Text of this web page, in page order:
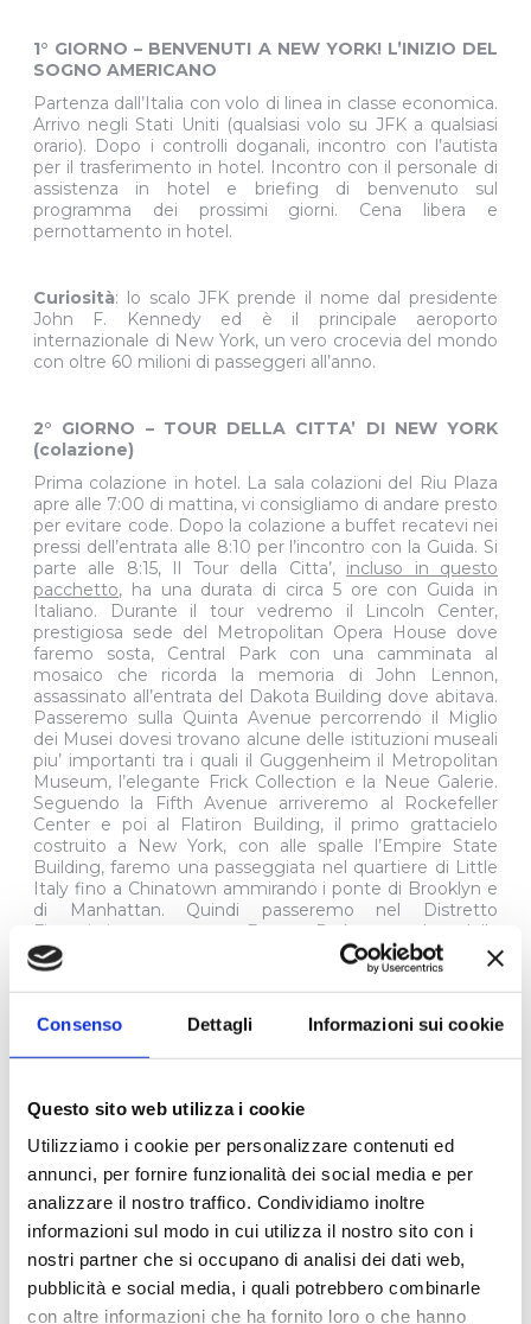
Consenso Dettagli Informazioni sui cookie
Questo sito web utilizza i cookie
Utilizziamo i cookie per personalizzare contenuti ed
annunci, per fornire funzionalità dei social media e per
analizzare il nostro traffico. Condividiamo inoltre
informazioni sul modo in cui utilizza il nostro sito con i
nostri partner che si occupano di analisi dei dati web,
pubblicità e social media, i quali potrebbero combinarle
con altre informazioni che ha fornito loro o che hanno
1° GIORNO – BENVENUTI A NEW YORK! L’INIZIO DEL
SOGNO AMERICANO
Partenza dall’Italia con volo di linea in classe economica.
Arrivo negli Stati Uniti (qualsiasi volo su JFK a qualsiasi
orario). Dopo i controlli doganali, incontro con l’autista
per il trasferimento in hotel. Incontro con il personale di
assistenza in hotel e briefing di benvenuto sul
programma dei prossimi giorni. Cena libera e
pernottamento in hotel.
Curiosità: lo scalo JFK prende il nome dal presidente
John F. Kennedy ed è il principale aeroporto
internazionale di New York, un vero crocevia del mondo
con oltre 60 milioni di passeggeri all’anno.
2° GIORNO – TOUR DELLA CITTA’ DI NEW YORK
(colazione)
Prima colazione in hotel. La sala colazioni del Riu Plaza
apre alle 7:00 di mattina, vi consigliamo di andare presto
per evitare code. Dopo la colazione a buffet recatevi nei
pressi dell’entrata alle 8:10 per l’incontro con la Guida. Si
parte alle 8:15, Il Tour della Citta’, incluso in questo
pacchetto, ha una durata di circa 5 ore con Guida in
Italiano. Durante il tour vedremo il Lincoln Center,
prestigiosa sede del Metropolitan Opera House dove
faremo sosta, Central Park con una camminata al
mosaico che ricorda la memoria di John Lennon,
assassinato all’entrata del Dakota Building dove abitava.
Passeremo sulla Quinta Avenue percorrendo il Miglio
dei Musei dovesi trovano alcune delle istituzioni museali
piu’ importanti tra i quali il Guggenheim il Metropolitan
Museum, l’elegante Frick Collection e la Neue Galerie.
Seguendo la Fifth Avenue arriveremo al Rockefeller
Center e poi al Flatiron Building, il primo grattacielo
costruito a New York, con alle spalle l’Empire State
Building, faremo una passeggiata nel quartiere di Little
Italy fino a Chinatown ammirando i ponte di Brooklyn e
di Manhattan. Quindi passeremo nel Distretto
Finanziario e una sosta a Battery Park con veduta della
Statua della Libertà, ultima tappa al World Trade Center
e termineremo il tour in hotel. Pasti liberi e
pernottamento in hotel.
3° GIORNO – GIORNATA LIBERA PER ESCURSIONI
Prima colazione in hotel. Intera giornata libera per
scoprire la New York più autentica, al di là dei grattacieli
di Manhattan. Consigliamo il celebre “Tour dei Contrasti”
( non incluso ), un viaggio affascinante nei quartieri che
raccontano la vera anima della città: il Bronx, culla
dell’hip-hop e sede dello Yankee Stadium; il Queens,
straordinario mosaico culturale dove si parlano oltre 200
lingue; e Brooklyn, cuore creativo della città, con i suoi
murales, mercatini e comunità artistiche. Nel
pomeriggio potrete proseguire in autonomia